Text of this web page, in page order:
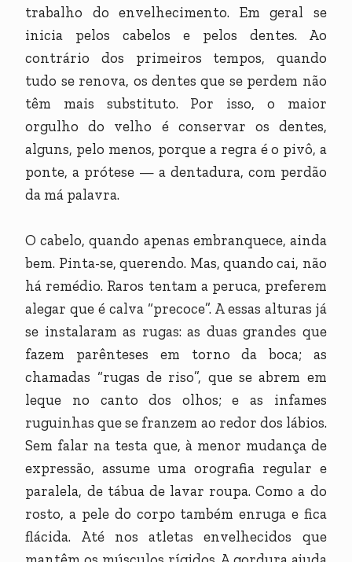
trabalho do envelhecimento. Em geral se
inicia pelos cabelos e pelos dentes. Ao
contrário dos primeiros tempos, quando
tudo se renova, os dentes que se perdem não
têm mais substituto. Por isso, o maior
orgulho do velho é conservar os dentes,
alguns, pelo menos, porque a regra é o pivô, a
ponte, a prótese — a dentadura, com perdão
da má palavra.
O cabelo, quando apenas embranquece, ainda
bem. Pinta-se, querendo. Mas, quando cai, não
há remédio. Raros tentam a peruca, preferem
alegar que é calva “precoce”. A essas alturas já
se instalaram as rugas: as duas grandes que
fazem parênteses em torno da boca; as
chamadas “rugas de riso”, que se abrem em
leque no canto dos olhos; e as infames
ruguinhas que se franzem ao redor dos lábios.
Sem falar na testa que, à menor mudança de
expressão, assume uma orografia regular e
paralela, de tábua de lavar roupa. Como a do
rosto, a pele do corpo também enruga e fica
flácida. Até nos atletas envelhecidos que